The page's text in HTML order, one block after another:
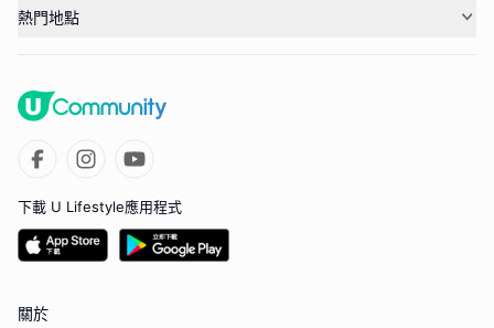
熱門地點
下載 U Lifestyle應用程式
關於